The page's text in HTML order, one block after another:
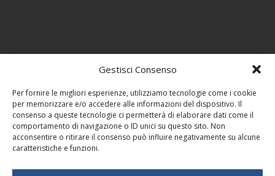
Gestisci Consenso
Per fornire le migliori esperienze, utilizziamo tecnologie come i cookie
per memorizzare e/o accedere alle informazioni del dispositivo. Il
consenso a queste tecnologie ci permetterà di elaborare dati come il
comportamento di navigazione o ID unici su questo sito. Non
acconsentire o ritirare il consenso può influire negativamente su alcune
caratteristiche e funzioni.